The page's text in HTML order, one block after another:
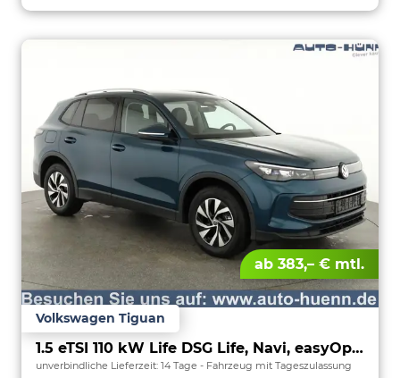
ab 383,– € mtl.
Volkswagen Tiguan
1.5 eTSI 110 kW Life DSG Life, Navi, easyOpen, Kamera, 5-J Garantie
unverbindliche Lieferzeit: 14 Tage Fahrzeug mit Tageszulassung